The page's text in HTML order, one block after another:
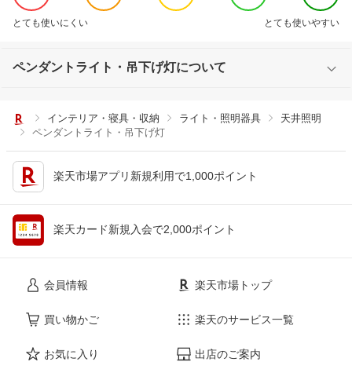
とても使いにくい とても使いやすい
ペンダントライト・吊下げ灯について
インテリア・寝具・収納 ライト・照明器具
天井照明
ペンダントライト・吊下げ灯
楽天市場アプリ新規利用で1,000ポイント
楽天カード新規入会で2,000ポイント
会員情報
買い物かご
お気に入り
楽天市場トップ
楽天のサービス一覧
出店のご案内